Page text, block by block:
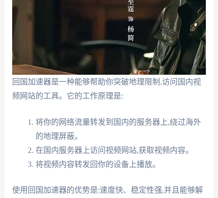
回国加速器是一种能够帮助你突破地理限制,访问国内视
频网站的工具。它的工作原理是:
将你的网络流量转发到国内的服务器上,绕过海外
的地理屏蔽。
在国内服务器上访问视频网站,获取视频内容。
将视频内容转发回你的设备上播放。
使用回国加速器的优势是:速度快、稳定性强,并且能够解